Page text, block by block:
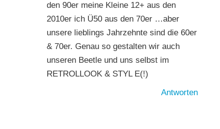
den 90er meine Kleine 12+ aus den
2010er ich Ü50 aus den 70er …aber
unsere lieblings Jahrzehnte sind die 60er
& 70er. Genau so gestalten wir auch
unseren Beetle und uns selbst im
RETROLLOOK & STYL E(!)
Antworten